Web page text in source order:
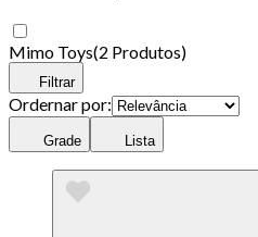
Mimo Toys(2 Produtos)
Filtrar
Ordernar por:
Grade Lista